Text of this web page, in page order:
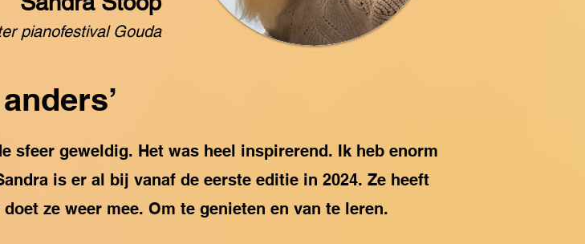
pianofestival Gouda
sfeer geweldig. Het was heel inspirerend. Ik heb enorm
is er al bij vanaf de eerste editie in 2024. Ze heeft
ze weer mee. Om te genieten en van te leren.